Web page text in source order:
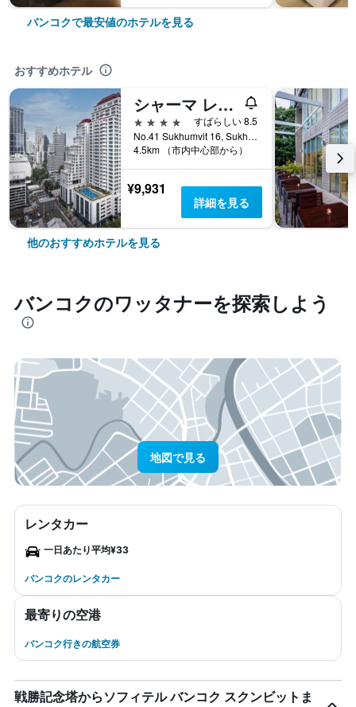
バンコクで最安値のホテルを見る
おすすめホテル
シャーマ レイクビュー アソーク
4つ星
すばらしい 8.5
No.41 Sukhumvit 16, Sukhumvit Road, バンコク, タイ
4.5km （市内中心部から）
¥9,931
詳細を見る
他のおすすめホテルを見る
バンコク​のワッタナー​を探索しよう
地図で見る
レンタカー
一日あたり平均¥33
バンコクのレンタカー
最寄りの空港
バンコク行きの航空券
戦勝記念塔からソフィテル バンコク スクンビットま